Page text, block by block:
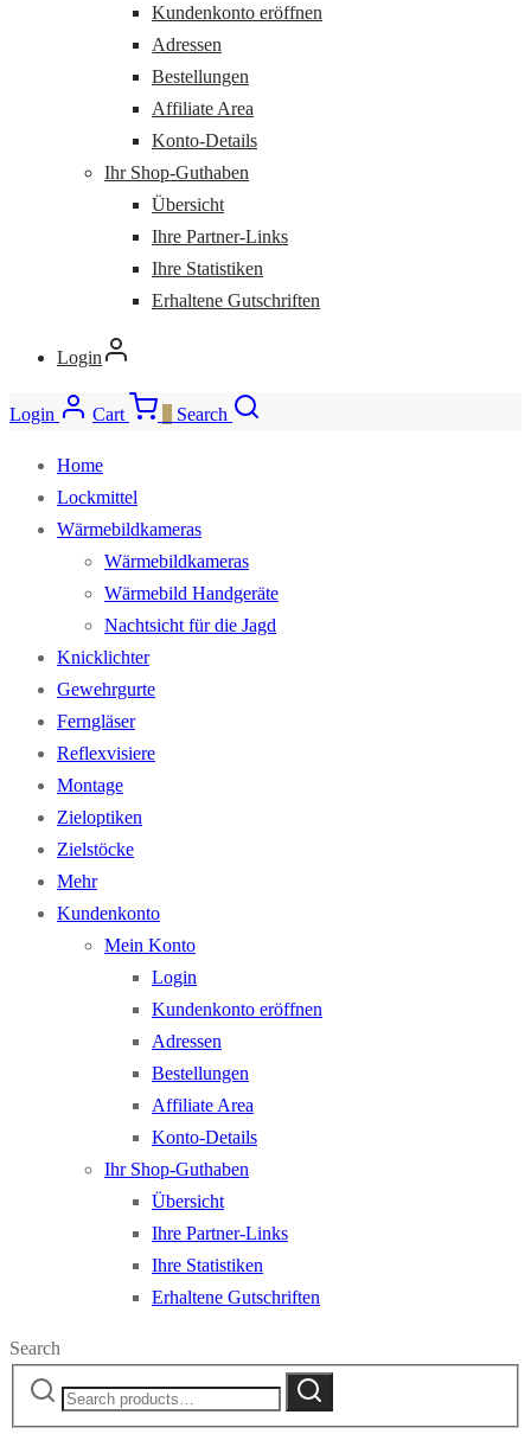
Kundenkonto eröffnen
Adressen
Bestellungen
Affiliate Area
Konto-Details
Ihr Shop-Guthaben
Übersicht
Ihre Partner-Links
Ihre Statistiken
Erhaltene Gutschriften
Login
Login Cart Search
Home
Lockmittel
Wärmebildkameras
Wärmebildkameras
Wärmebild Handgeräte
Nachtsicht für die Jagd
Knicklichter
Gewehrgurte
Ferngläser
Reflexvisiere
Montage
Zieloptiken
Zielstöcke
Mehr
Kundenkonto
Mein Konto
Login
Kundenkonto eröffnen
Adressen
Bestellungen
Affiliate Area
Konto-Details
Ihr Shop-Guthaben
Übersicht
Ihre Partner-Links
Ihre Statistiken
Erhaltene Gutschriften
Search
Search
Search